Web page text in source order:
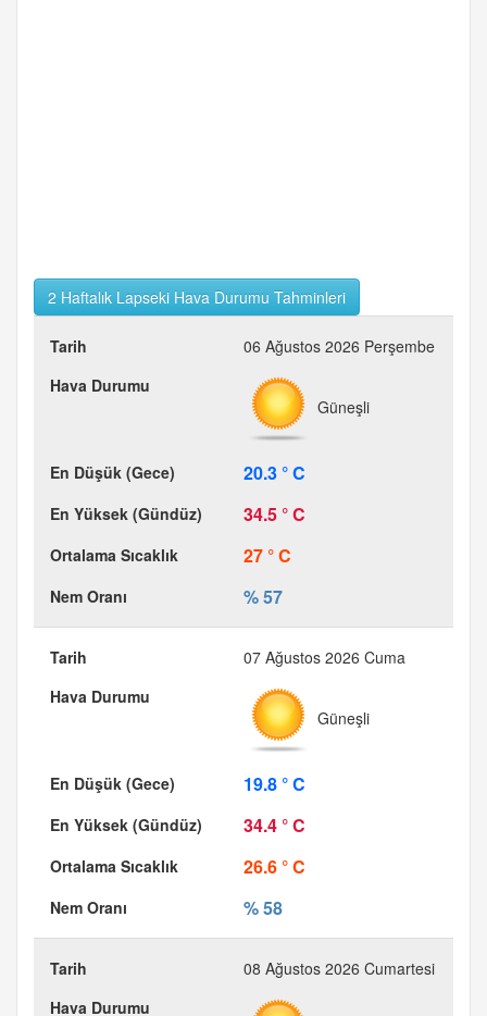
2 Haftalık Lapseki Hava Durumu Tahminleri
06 Ağustos 2026 Perşembe
Güneşli
20.3 ° C
34.5 ° C
27 ° C
% 57
07 Ağustos 2026 Cuma
Güneşli
19.8 ° C
34.4 ° C
26.6 ° C
% 58
08 Ağustos 2026 Cumartesi